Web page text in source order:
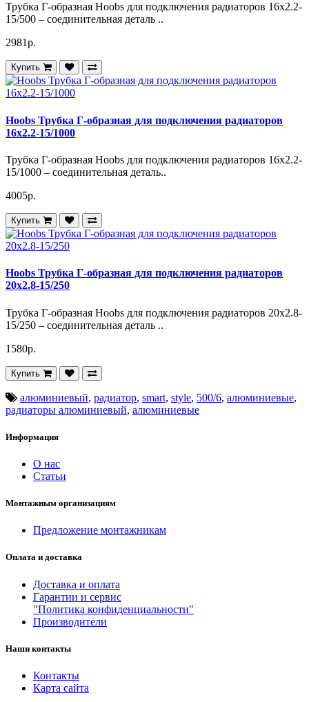
Трубка Г-образная Hoobs для подключения радиаторов 16x2.2-
15/500 – соединительная деталь ..
2981р.
Купить
Hoobs Трубка Г-образная для подключения радиаторов
16x2.2-15/1000
Трубка Г-образная Hoobs для подключения радиаторов 16x2.2-
15/1000 – соединительная деталь..
4005р.
Купить
Hoobs Трубка Г-образная для подключения радиаторов
20x2.8-15/250
Трубка Г-образная Hoobs для подключения радиаторов 20x2.8-
15/250 – соединительная деталь ..
1580р.
Купить
алюминиевый, радиатор, smart, style, 500/6, алюминиевые,
радиаторы алюминиевый, алюминиевые
Информация
О нас
Статьи
Монтажным организациям
Предложение монтажникам
Оплата и доставка
Доставка и оплата
Гарантии и сервис
"Политика конфиденциальности"
Производители
Наши контакты
Контакты
Карта сайта